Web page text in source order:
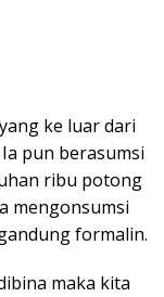
ke luar dari
pun berasumsi
ribu potong
mengonsumsi
formalin.
maka kita